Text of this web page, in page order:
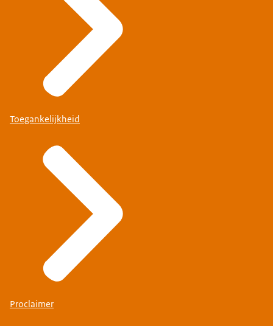
Toegankelijkheid
Proclaimer